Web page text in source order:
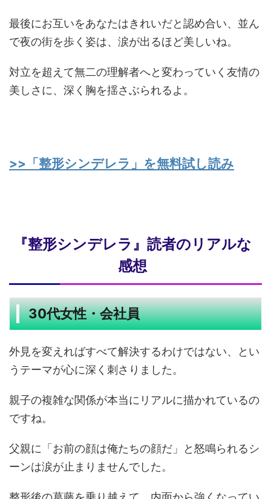
最後にお互いをあなたはきれいだと認め合い、並ん
で夜の街を歩く姿は、涙が出るほど美しいね。
対立を超えて無二の理解者へと変わっていく友情の
美しさに、深く胸を揺さぶられるよ。
>>「整形シンデレラ」を無料試し読み
『整形シンデレラ』読者のリアルな
感想
30代女性・会社員
外見を変えればすべて解決するわけではない、とい
うテーマが心に深く刺さりました。
親子の複雑な関係が本当にリアルに描かれているの
ですね。
父親に「お前の顔は俺たちの顔だ」と怒鳴られるシ
ーンは涙が止まりませんでした。